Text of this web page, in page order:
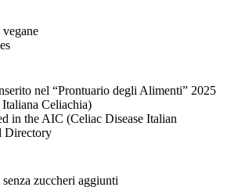
nel “Prontuario degli Alimenti” 2025
Celiachia)
in the AIC (Celiac Disease Italian
Directory
zuccheri aggiunti